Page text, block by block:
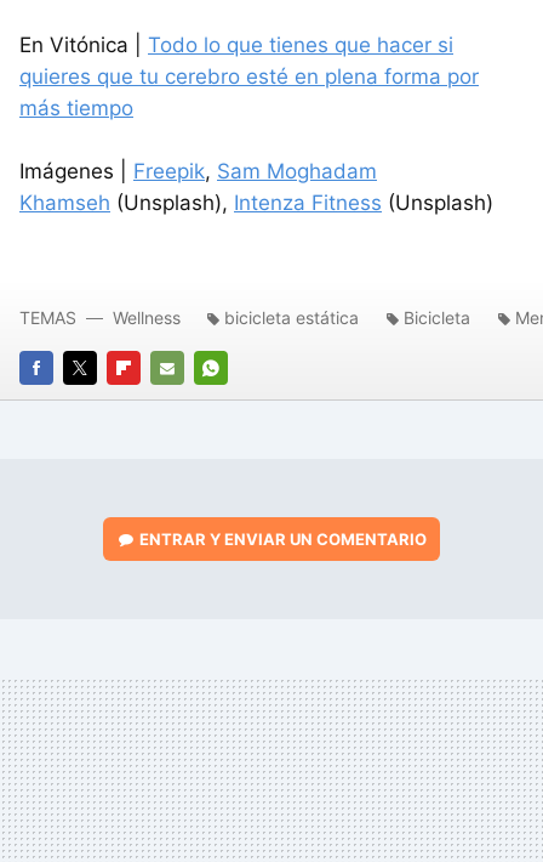
En Vitónica | Todo lo que tienes que hacer si
quieres que tu cerebro esté en plena forma por
más tiempo
Imágenes | Freepik, Sam Moghadam
Khamseh (Unsplash), Intenza Fitness (Unsplash)
FACEBOOK
TWITTERFLIPBOARD
E-
WHATSAPP
TEMAS Wellness bicicleta estática Bicicleta
ENTRAR Y ENVIAR UN COMENTARIO